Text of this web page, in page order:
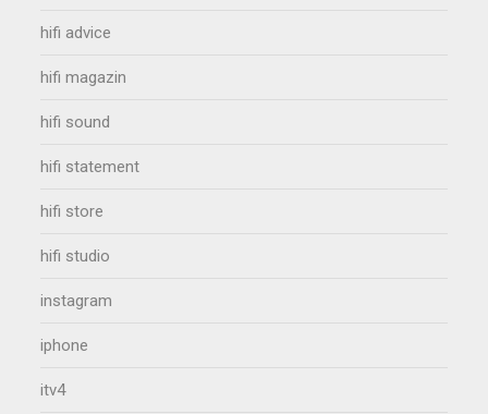
hifi advice
hifi magazin
hifi sound
hifi statement
hifi store
hifi studio
instagram
iphone
itv4